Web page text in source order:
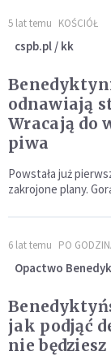
5 lat temu KOŚCIÓŁ
cspb.pl / kk
odnawiają
Wracają do
piwa
Powstała już
zakrojone plany.
6 lat temu PO
Opactwo
jak podjąć
nie będziesz